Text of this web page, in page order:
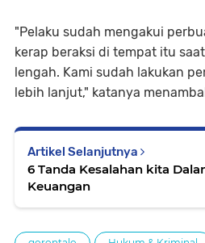
"Pelaku sudah mengakui
kerap beraksi di tempat itu
lengah. Kami sudah lakukan
lebih lanjut," katanya
Artikel Selanjutnya
6 Tanda Kesalahan kita
Keuangan